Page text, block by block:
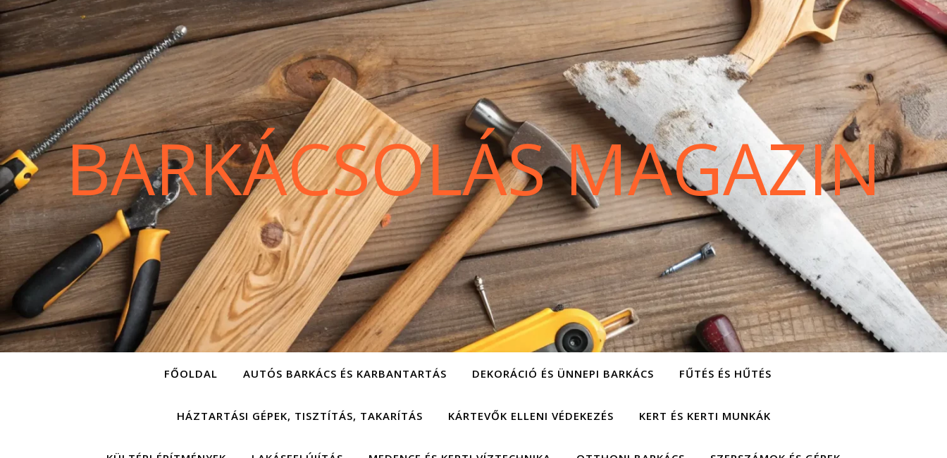
BARKÁCSOLÁS MAGAZIN
FŐOLDAL AUTÓS BARKÁCS ÉS KARBANTARTÁS DEKORÁCIÓ ÉS ÜNNEPI BARKÁCS FŰTÉS ÉS HŰTÉS
HÁZTARTÁSI GÉPEK, TISZTÍTÁS, TAKARÍTÁS KÁRTEVŐK ELLENI VÉDEKEZÉS KERT ÉS KERTI MUNKÁK